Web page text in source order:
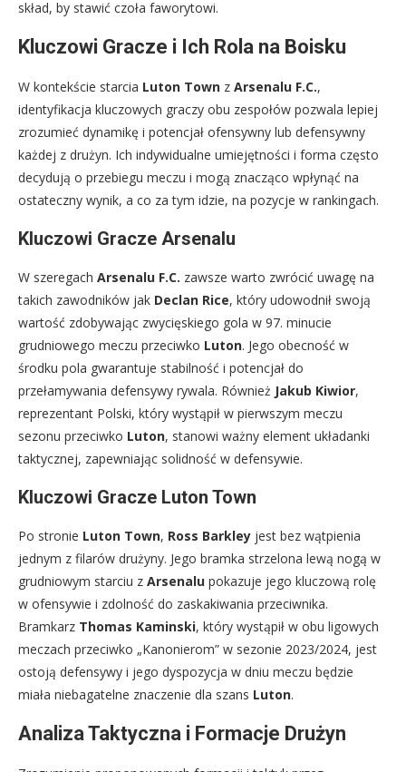
skład, by stawić czoła faworytowi.
Kluczowi Gracze i Ich Rola na Boisku
W kontekście starcia Luton Town z Arsenalu F.C.,
identyfikacja kluczowych graczy obu zespołów pozwala lepiej
zrozumieć dynamikę i potencjał ofensywny lub defensywny
każdej z drużyn. Ich indywidualne umiejętności i forma często
decydują o przebiegu meczu i mogą znacząco wpłynąć na
ostateczny wynik, a co za tym idzie, na pozycje w rankingach.
Kluczowi Gracze Arsenalu
W szeregach Arsenalu F.C. zawsze warto zwrócić uwagę na
takich zawodników jak Declan Rice, który udowodnił swoją
wartość zdobywając zwycięskiego gola w 97. minucie
grudniowego meczu przeciwko Luton. Jego obecność w
środku pola gwarantuje stabilność i potencjał do
przełamywania defensywy rywala. Również Jakub Kiwior,
reprezentant Polski, który wystąpił w pierwszym meczu
sezonu przeciwko Luton, stanowi ważny element układanki
taktycznej, zapewniając solidność w defensywie.
Kluczowi Gracze Luton Town
Po stronie Luton Town, Ross Barkley jest bez wątpienia
jednym z filarów drużyny. Jego bramka strzelona lewą nogą w
grudniowym starciu z Arsenalu pokazuje jego kluczową rolę
w ofensywie i zdolność do zaskakiwania przeciwnika.
Bramkarz Thomas Kaminski, który wystąpił w obu ligowych
meczach przeciwko „Kanonierom” w sezonie 2023/2024, jest
ostoją defensywy i jego dyspozycja w dniu meczu będzie
miała niebagatelne znaczenie dla szans Luton.
Analiza Taktyczna i Formacje Drużyn